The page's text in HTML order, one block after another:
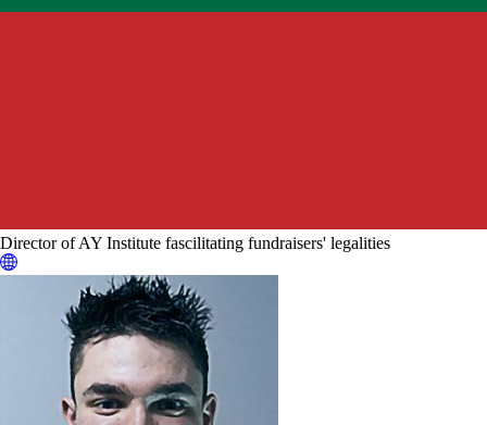
Director of AY Institute fascilitating fundraisers' legalities